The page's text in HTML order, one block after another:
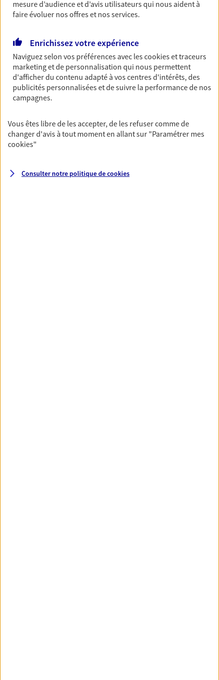
revenus.
OBTENIR UN TARIF EN LIGNE
Multirisque Entreprise
Gagnez en simplicité et en sérénité avec votre
assurance multirisque entreprise. Un contrat
équipements et stocks… sans oublier votre
responsabilité civile.
DEMANDER UN DEVIS
mesure d’audience et d’avis utilisateurs qui nous aident à
faire évoluer nos offres et nos services.
Enrichissez votre expérience
Naviguez selon vos préférences avec lescookies et traceurs
marketing et de personnalisation qui nous permettent
d'afficher du contenu adapté à vos centres d'intérêts, des
publicités personnalisées et de suivre la performance de nos
campagnes.
Vous êtes libre de les accepter, de les refuser comme de
changer d'avis à tout moment en allant sur "Paramétrer mes
cookies"
Consulter notre politique decookies